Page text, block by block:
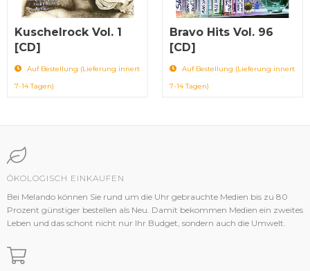
Kuschelrock Vol. 1
[CD]
Auf Bestellung (Lieferung innert
7-14 Tagen)
Bravo Hits Vol. 96
[CD]
Auf Bestellung (Lieferung innert
7-14 Tagen)
ÖKOLOGISCH EINKAUFEN
Bei Melando können Sie rund um die Uhr gebrauchte Medien bis zu 80
Prozent günstiger bestellen als Neu. Damit bekommen Medien ein zweites
Leben und das schont nicht nur Ihr Budget, sondern auch die Umwelt.